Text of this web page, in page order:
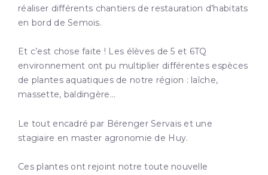
réaliser différents chantiers de restauration d’habitats
en bord de Semois.
Et c’est chose faite ! Les élèves de 5 et 6TQ
environnement ont pu multiplier différentes espèces
de plantes aquatiques de notre région : laîche,
massette, baldingère…
Le tout encadré par Bérenger Servais et une
stagiaire en master agronomie de Huy.
Ces plantes ont rejoint notre toute nouvelle